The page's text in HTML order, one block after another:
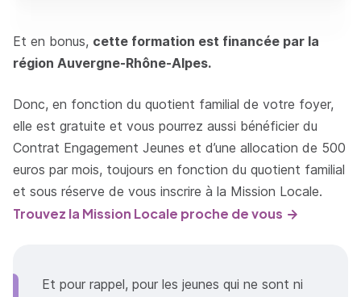
Et en bonus, cette formation est financée par la
région Auvergne-Rhône-Alpes.
Donc, en fonction du quotient familial de votre foyer,
elle est gratuite et vous pourrez aussi bénéficier du
Contrat Engagement Jeunes et d’une allocation de 500
euros par mois, toujours en fonction du quotient familial
et sous réserve de vous inscrire à la Mission Locale.
Trouvez la Mission Locale proche de vous
Et pour rappel, pour les jeunes qui ne sont ni